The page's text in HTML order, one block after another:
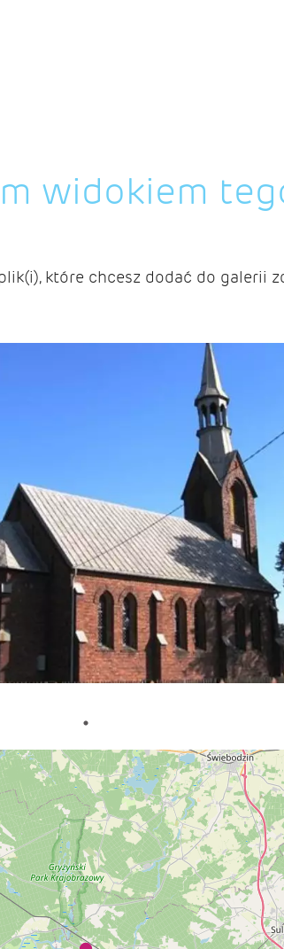
widokiem
które chcesz dodać do galerii